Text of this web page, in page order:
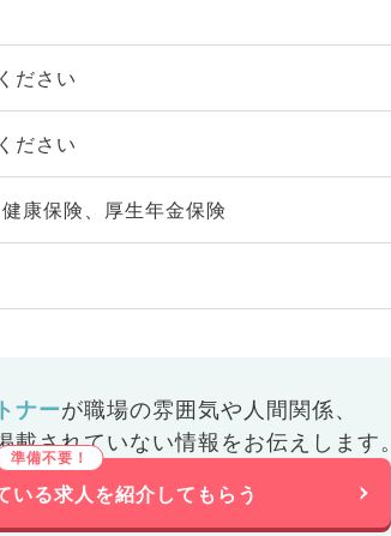
ださい
ださい
康保険、厚生年金保険
ナーが職場の雰囲気や人間関係、
載されていない情報をお伝えします。
いる求人を紹介してもらう